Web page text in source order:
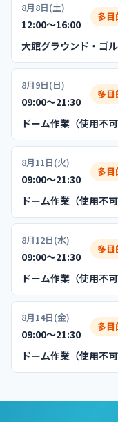
8月8日(土)
12:00〜16:00
多目
大館グラウンド・ゴ
8月9日(日)
09:00〜21:30
多目
ドーム作業（使用不可
8月11日(火)
09:00〜21:30
多目
ドーム作業（使用不可
8月12日(水)
09:00〜21:30
多目
ドーム作業（使用不可
8月14日(金)
09:00〜21:30
多目
ドーム作業（使用不可